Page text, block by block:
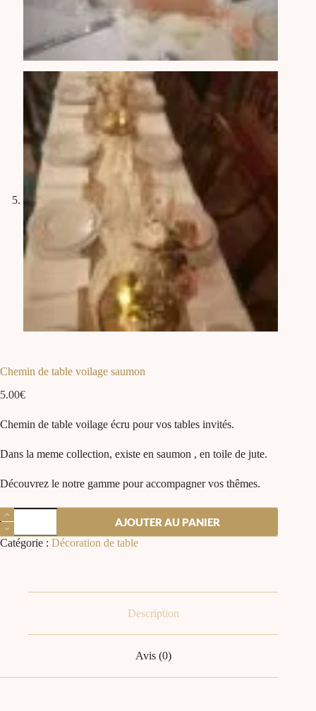
Chemin de table voilage saumon
5.00€
Chemin de table voilage écru pour vos tables invités.
Dans la meme collection, existe en saumon , en toile de jute.
Découvrez le notre gamme pour accompagner vos thêmes.
AJOUTER AU PANIER
Catégorie : Décoration de table
Description
Avis (0)